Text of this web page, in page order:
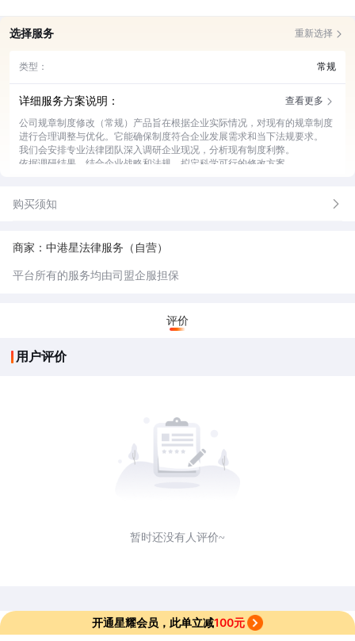
选择服务 重新选择
类型： 常规
详细服务方案说明：
查看更多
公司规章制度修改（常规）产品旨在根据企业实际情况，对现有的规章制度
进行合理调整与优化。它能确保制度符合企业发展需求和当下法规要求。
我们会安排专业法律团队深入调研企业现况，分析现有制度利弊。
依据调研结果，结合企业战略和法规，拟定科学可行的修改方案。
提供修改后的制度培训服务，助力员工快速理解和适应新制度。
购买须知
商家：中港星法律服务（自营）
平台所有的服务均由司盟企服担保
评价
用户评价
暂时还没有人评价~
开通星耀会员，此单立减100元